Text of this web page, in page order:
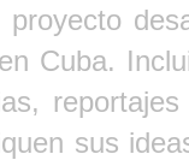
proyecto
Cuba.
sus